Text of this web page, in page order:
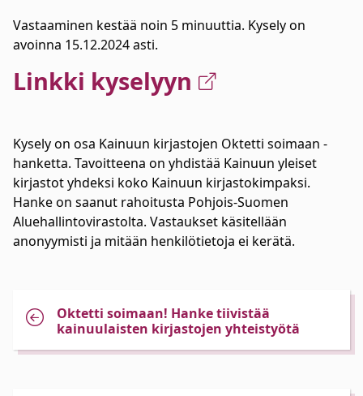
Vastaaminen kestää noin 5 minuuttia. Kysely on
avoinna 15.12.2024 asti.
Linkki kyselyyn
Kysely on osa Kainuun kirjastojen Oktetti soimaan -
hanketta. Tavoitteena on yhdistää Kainuun yleiset
kirjastot yhdeksi koko Kainuun kirjastokimpaksi.
Hanke on saanut rahoitusta Pohjois-Suomen
Aluehallintovirastolta. Vastaukset käsitellään
anonyymisti ja mitään henkilötietoja ei kerätä.
Oktetti soimaan! Hanke tiivistää
kainuulaisten kirjastojen yhteistyötä